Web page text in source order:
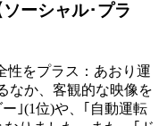
ーシャル･プラ
をプラス：あおり運
なか、客観的な映像を
｣(1位)や、｢自動運転